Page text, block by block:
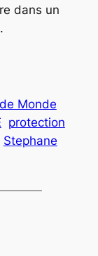
dans un
Monde
protection
Stephane